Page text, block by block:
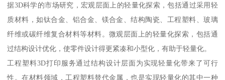
据3D科学的市场研究，宏观层面上的轻量化探索，包括通过采用轻
质材料，如钛合金、铝合金、镁合金、结构陶瓷、工程塑料、玻璃
纤维或碳纤维复合材料等材料。微观层面上的轻量化探索，包括通
过结构设计优化，使零件设计得更紧凑和小型化，有助于轻量化。
工程塑料3D打印服务通过结构设计层面为实现轻量化带来了可行
性。在材料领域，工程塑料替代金属，也是实现轻量化的其中一种